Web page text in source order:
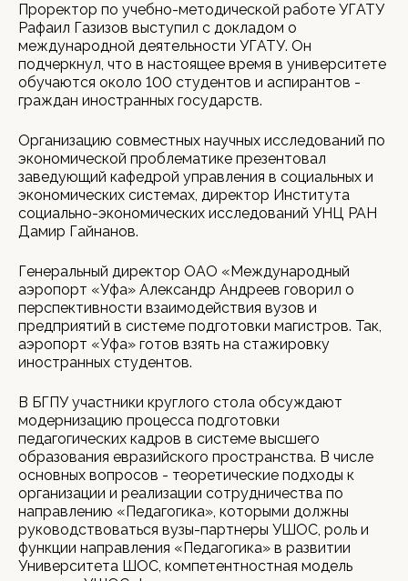
Проректор по учебно-методической работе УГАТУ
Рафаил Газизов выступил с докладом о
международной деятельности УГАТУ. Он
подчеркнул, что в настоящее время в университете
обучаются около 100 студентов и аспирантов -
граждан иностранных государств.
Организацию совместных научных исследований по
экономической проблематике презентовал
заведующий кафедрой управления в социальных и
экономических системах, директор Института
социально-экономических исследований УНЦ РАН
Дамир Гайнанов.
Генеральный директор ОАО «Международный
аэропорт «Уфа» Александр Андреев говорил о
перспективности взаимодействия вузов и
предприятий в системе подготовки магистров. Так,
аэропорт «Уфа» готов взять на стажировку
иностранных студентов.
В БГПУ участники круглого стола обсуждают
модернизацию процесса подготовки
педагогических кадров в системе высшего
образования евразийского пространства. В числе
основных вопросов - теоретические подходы к
организации и реализации сотрудничества по
направлению «Педагогика», которыми должны
руководствоваться вузы-партнеры УШОС, роль и
функции направления «Педагогика» в развитии
Университета ШОС, компетентностная модель